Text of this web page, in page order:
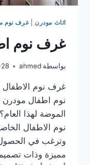
اثاث مودرن|غرف نوم
غرف نوم
بواسطة ahmed
غرف نوم
نوم اطفال
الموضة لهذا
نوم الاطفال
وترغب في
مميزة وذات